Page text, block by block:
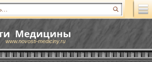
www.novosti-mediciny.ru